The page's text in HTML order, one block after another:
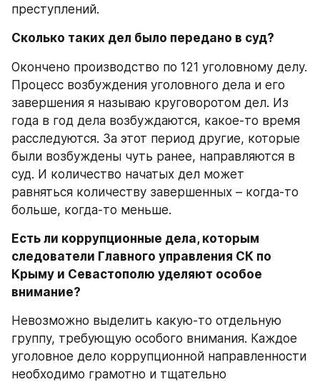
преступлений.
Сколько таких дел было передано в суд?
Окончено производство по 121 уголовному делу.
Процесс возбуждения уголовного дела и его
завершения я называю круговоротом дел. Из
года в год дела возбуждаются, какое-то время
расследуются. За этот период другие, которые
были возбуждены чуть ранее, направляются в
суд. И количество начатых дел может
равняться количеству завершенных – когда-то
больше, когда-то меньше.
Есть ли коррупционные дела, которым
следователи Главного управления СК по
Крыму и Севастополю уделяют особое
внимание?
Невозможно выделить какую-то отдельную
группу, требующую особого внимания. Каждое
уголовное дело коррупционной направленности
необходимо грамотно и тщательно